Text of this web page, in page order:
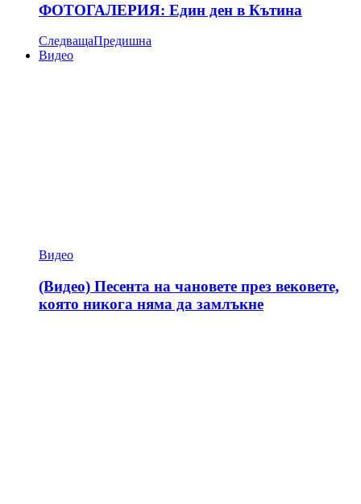
ФОТОГАЛЕРИЯ: Един ден в Кътина
СледващаПредишна
Видео
Видео
(Видео) Песента на чановете през вековете,
която никога няма да замлъкне